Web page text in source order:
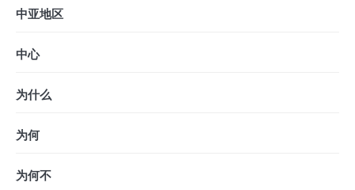
中亚地区
中心
为什么
为何
为何不